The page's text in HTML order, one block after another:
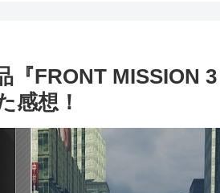
『FRONT MISSION
感想！